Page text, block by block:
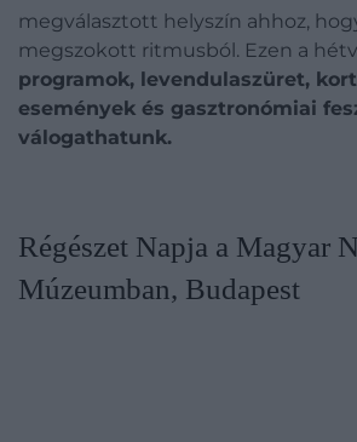
megválasztott helyszín ahhoz,
megszokott ritmusból. Ezen a
programok, levendulaszüret,
események és gasztronómiai
válogathatunk.
Régészet Napja a Magyar
Múzeumban, Budapest